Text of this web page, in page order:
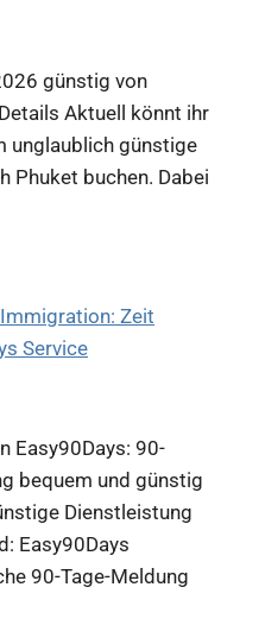
günstig von
Aktuell könnt ihr
unglaublich günstige
Phuket buchen. Dabei
Zeit
Service
Easy90Days: 90-
bequem und günstig
Dienstleistung
Easy90Days
90-Tage-Meldung